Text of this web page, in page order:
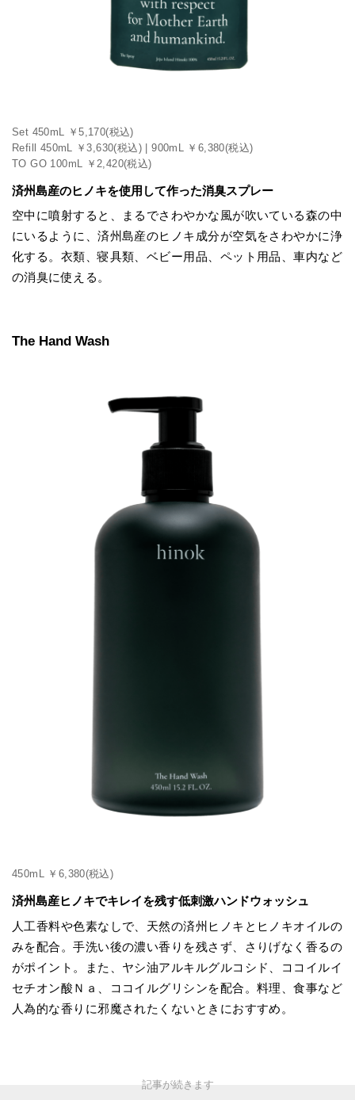
Set 450mL ￥5,170(税込)
Refill 450mL ￥3,630(税込) | 900mL ￥6,380(税込)
TO GO 100mL ￥2,420(税込)
済州島産のヒノキを使用して作った消臭スプレー
空中に噴射すると、まるでさわやかな風が吹いている森の中
にいるように、済州島産のヒノキ成分が空気をさわやかに浄
化する。衣類、寝具類、ベビー用品、ペット用品、車内など
の消臭に使える。
The Hand Wash
450mL ￥6,380(税込)
済州島産ヒノキでキレイを残す低刺激ハンドウォッシュ
人工香料や色素なしで、天然の済州ヒノキとヒノキオイルの
みを配合。手洗い後の濃い香りを残さず、さりげなく香るの
がポイント。また、ヤシ油アルキルグルコシド、ココイルイ
セチオン酸Ｎａ、ココイルグリシンを配合。料理、食事など
人為的な香りに邪魔されたくないときにおすすめ。